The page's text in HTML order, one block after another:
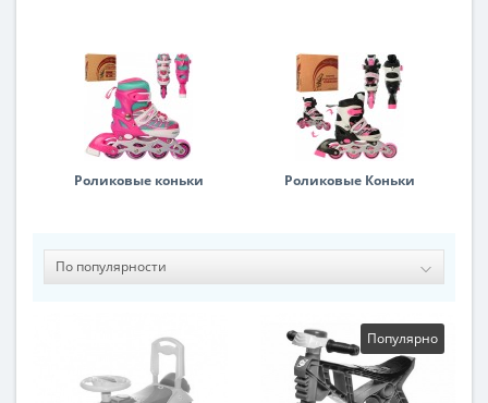
Роликовые коньки Роликовые Коньки
Популярно